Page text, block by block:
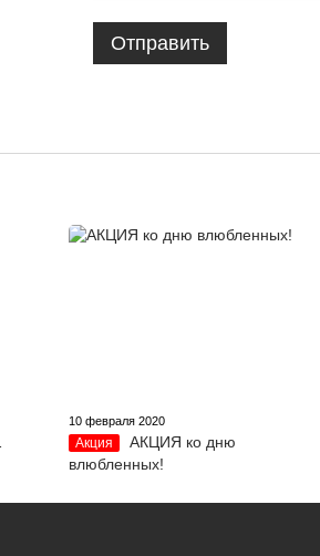
Отправить
10 февраля 2020
Акция
АКЦИЯ ко дню
влюбленных!